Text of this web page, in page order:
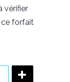
vérifier
forfait